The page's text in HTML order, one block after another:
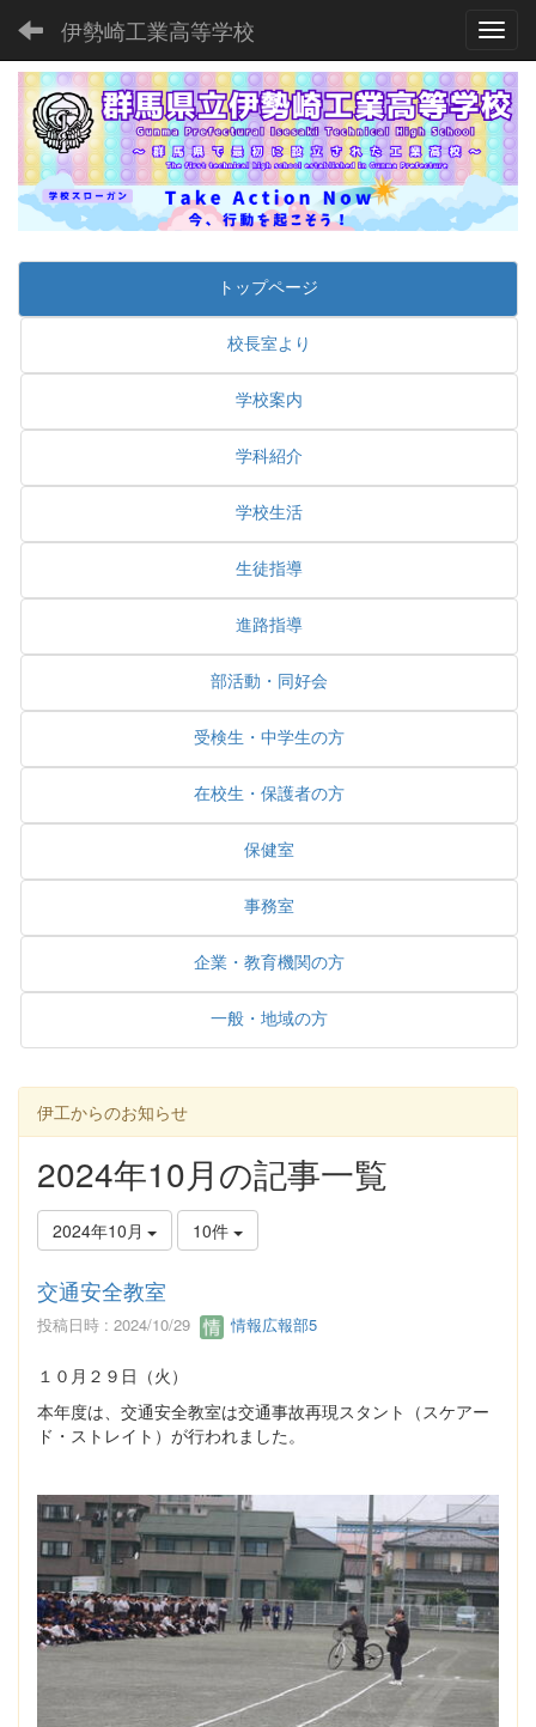
伊勢崎工業高等学校
トップページ
校長室より
学校案内
学科紹介
学校生活
生徒指導
進路指導
部活動・同好会
受検生・中学生の方
在校生・保護者の方
保健室
事務室
企業・教育機関の方
一般・地域の方
伊工からのお知らせ
2024年10月の記事一覧
2024年10月 10件
交通安全教室
投稿日時 : 2024/10/29 情報広報部5
１０月２９日（火）
本年度は、交通安全教室は交通事故再現スタント（スケアー
ド・ストレイト）が行われました。